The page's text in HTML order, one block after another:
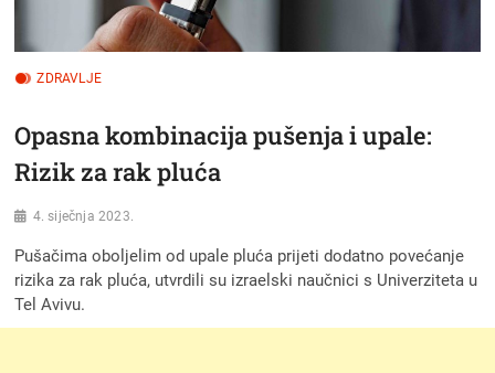
ZDRAVLJE
Opasna kombinacija pušenja i upale:
Rizik za rak pluća
4. siječnja 2023.
Pušačima oboljelim od upale pluća prijeti dodatno povećanje
rizika za rak pluća, utvrdili su izraelski naučnici s Univerziteta u
Tel Avivu.